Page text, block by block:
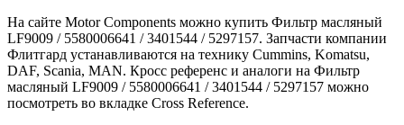
На сайте Motor Components можно купить Фильтр масляный
LF9009 / 5580006641 / 3401544 / 5297157. Запчасти компании
Флитгард устанавливаются на технику Cummins, Komatsu,
DAF, Scania, MAN. Кросс референс и аналоги на Фильтр
масляный LF9009 / 5580006641 / 3401544 / 5297157 можно
посмотреть во вкладке Cross Reference.